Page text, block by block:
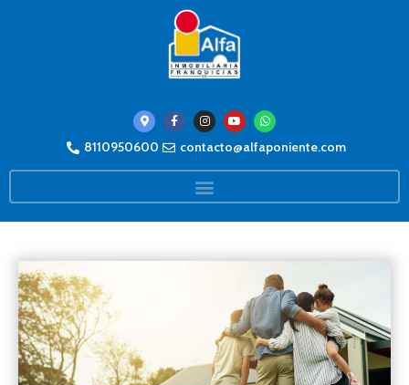
8110950600 contacto@alfaponiente.com